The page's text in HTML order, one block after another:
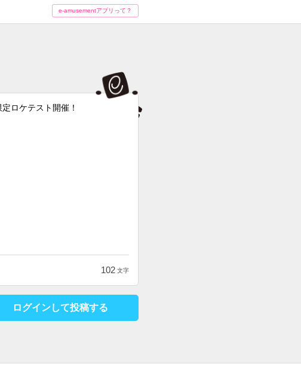
e-amusementアプリって？
102 文字
ログインして投稿する